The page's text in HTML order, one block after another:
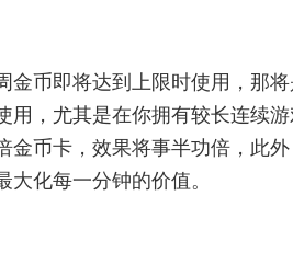
金币即将达到上限时使用，那
，尤其是在你拥有较长连续
币卡，效果将事半功倍，此
化每一分钟的价值。